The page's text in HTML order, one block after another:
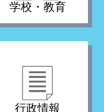
学校・教育
行政情報